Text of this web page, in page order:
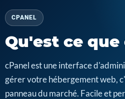
CPANEL
Qu'est ce que
cPanel est une interface
gérer votre hébergement web,
panneau du marché. Facile et